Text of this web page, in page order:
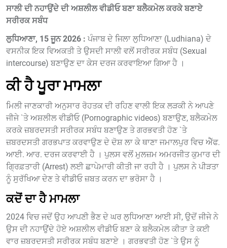
ਸਾਲੀ ਦੀ ਨਹਾਉਂਦੇ ਦੀ ਅਸ਼ਲੀਲ ਵੀਡੀਓ ਬਣਾ ਬਲੈਕਮੇਲ ਕਰਕੇ ਬਣਾਏ
ਸਰੀਰਕ ਸਬੰਧ
ਲੁਧਿਆਣਾ, 15 ਜੂਨ 2026 : ਪੰਜਾਬ ਦੇ ਜਿਲਾ ਲੁਧਿਆਣਾ (Ludhiana) ਦੇ
ਵਸਨੀਕ ਇਕ ਵਿਅਕਤੀ ਤੇ ਉਸਦੀ ਸਾਲੀ ਵਲੋਂ ਸਰੀਰਕ ਸਬੰਧ (Sexual
intercourse) ਬਣਾਉਣ ਦਾ ਕੇਸ ਦਰਜ ਕਰਵਾਇਆ ਗਿਆ ਹੈ ।
ਕੀ ਹੈ ਪੂਰਾ ਮਾਮਲਾ
ਮਿਲੀ ਜਾਣਕਾਰੀ ਅਨੁਸਾਰ ਰੋਹਤਕ ਦੀ ਰਹਿਣ ਵਾਲੀ ਇਕ ਲੜਕੀ ਨੇ ਆਪਣੇ
ਜੀਜੇ `ਤੇ ਅਸ਼ਲੀਲ ਵੀਡੀਓ (Pornographic videos) ਬਣਾਉਣ, ਬਲੈਕਮੇਲ
ਕਰਕੇ ਜ਼ਬਰਦਸਤੀ ਸਰੀਰਕ ਸਬੰਧ ਬਣਾਉਣ ਤੇ ਗਰਭਵਤੀ ਹੋਣ `ਤੇ
ਜ਼ਬਰਦਸਤੀ ਗਰਭਪਾਤ ਕਰਵਾਉਣ ਦੇ ਦੋਸ਼ ਲਾ ਕੇ ਥਾਣਾ ਜਮਾਲਪੁਰ ਵਿਚ ਐੱਫ.
ਆਈ. ਆਰ. ਦਰਜ ਕਰਵਾਈ ਹੈ । ਪੁਲਸ ਵਲੋਂ ਮੁਲਜ਼ਮ ਅਮਰਜੀਤ ਕੁਮਾਰ ਦੀ
ਗ੍ਰਿਫ਼ਤਾਰੀ (Arrest) ਲਈ ਛਾਪੇਮਾਰੀ ਕੀਤੀ ਜਾ ਰਹੀ ਹੈ । ਪੁਲਸ ਨੇ ਪੀੜਤਾ
ਨੂੰ ਸੁਰੱਖਿਆ ਦੇਣ ਤੇ ਵੀਡੀਓ ਜ਼ਬਤ ਕਰਨ ਦਾ ਭਰੋਸਾ ਹੈ ।
ਕਦੋਂ ਦਾ ਹੈ ਮਾਮਲਾ
2024 ਵਿਚ ਜਦੋਂ ਉਹ ਆਪਣੀ ਭੈਣ ਦੇ ਘਰ ਲੁਧਿਆਣਾ ਆਈ ਸੀ, ਉਦੋਂ ਜੀਜੇ ਨੇ
ਉਸ ਦੀ ਨਹਾਉਂਦੇ ਹੋਏ ਅਸ਼ਲੀਲ ਵੀਡੀਓ ਬਣਾ ਕੇ ਬਲੈਕਮੇਲ ਕੀਤਾ ਤੇ ਕਈ
ਵਾਰ ਜ਼ਬਰਦਸਤੀ ਸਰੀਰਕ ਸਬੰਧ ਬਣਾਏ । ਗਰਭਵਤੀ ਹੋਣ `ਤੇ ਉਸ ਨੂੰ